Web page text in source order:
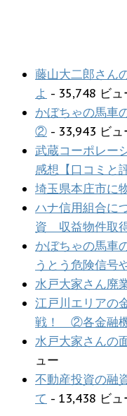
藤山大二郎さん
よ - 35,748 ビュ
かぼちゃの馬車
② - 33,943 ビュ
武蔵コーポレー
感想【口コミと
埼玉県本庄市に
ハナ信用組合に
資 収益物件取
かぼちゃの馬車
うとう危険信号
水戸大家さん廃
江戸川エリアの
戦！ ②各金融
水戸大家さんの
ュー
不動産投資の融
て - 13,438 ビュ